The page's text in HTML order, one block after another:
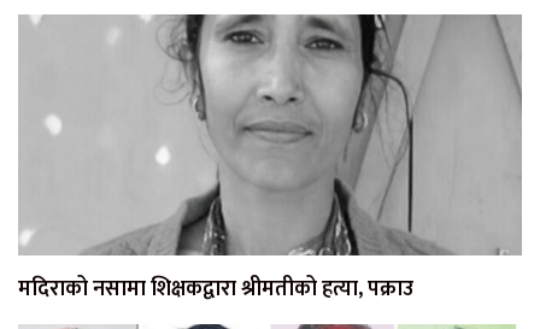
मदिराको नसामा शिक्षकद्वारा श्रीमतीको हत्या, पक्राउ